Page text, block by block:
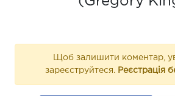
Щоб залишити коментар,
зареєструйтеся. Реєстрація